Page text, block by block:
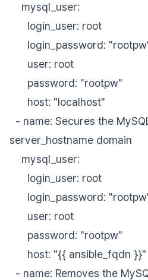
mysql_user:
login_user: root
login_password:
user: root
password: "rootpw"
host: "localhost"
- name: Secures the
server_hostname domain
mysql_user:
login_user: root
login_password:
user: root
password: "rootpw"
host: "{{ ansible_fqdn
- name: Removes the